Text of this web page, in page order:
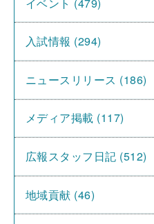
入試情報 (294)
ニュースリリース (186)
メディア掲載 (117)
広報スタッフ日記 (512)
地域貢献 (46)